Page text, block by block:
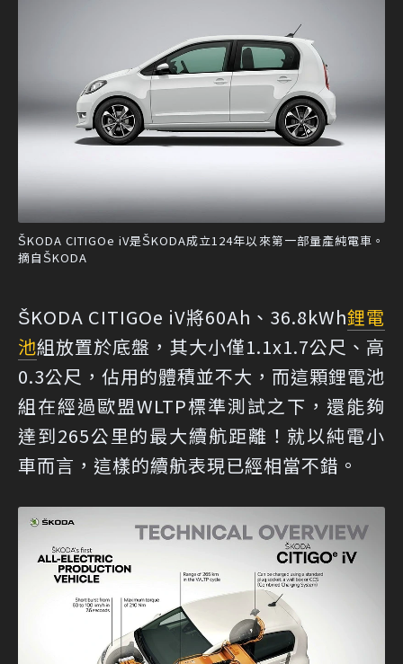
ŠKODA CITIGOe iV是ŠKODA成立124年以來第一部量產純電車。
摘自ŠKODA
ŠKODA CITIGOe iV將60Ah、36.8kWh鋰電
池組放置於底盤，其大小僅1.1x1.7公尺、高
0.3公尺，佔用的體積並不大，而這顆鋰電池
組在經過歐盟WLTP標準測試之下，還能夠
達到265公里的最大續航距離！就以純電小
車而言，這樣的續航表現已經相當不錯。